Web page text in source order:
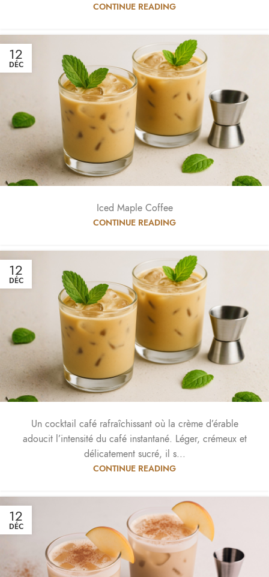
CONTINUE READING
12
DÉC
Iced Maple Coffee
CONTINUE READING
12
DÉC
Un cocktail café rafraîchissant où la crème d’érable
adoucit l’intensité du café instantané. Léger, crémeux et
délicatement sucré, il s...
CONTINUE READING
12
DÉC